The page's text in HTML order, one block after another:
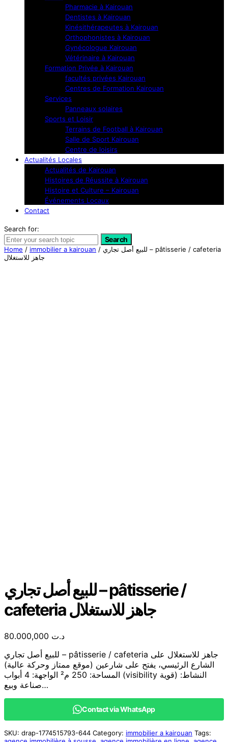
Pharmacie à Kairouan
Dentistes à Kairouan
Kinésithérapeutes à Kairouan
Orthophonistes à Kairouan
Gynécologue Kairouan
Vétérinaire à Kairouan
Formation Privée à Kairouan
facultés privées Kairouan
Centres de Formation Kairouan
Services
Panneaux solaires
Sports et Loisir
Terrains de Football à Kairouan
Salle de Sport Kairouan
Centre de loisirs
Actualités Locales
Actualités de Kairouan
Histoires de Réussite à Kairouan
Histoire et Culture – Kairouan
Événements Locaux
Contact
Search for:
Search
Home / immobilier a kairouan / للبيع أصل تجاري – pâtisserie / cafeteria
جاهز للاستغلال
للبيع أصل تجاري – pâtisserie /
cafeteria جاهز للاستغلال
د.ت
للبيع أصل تجاري – pâtisserie / cafeteria جاهز للاستغلال على
الشارع الرئيسي، يفتح على شارعين (موقع ممتاز وحركة عالية)
المساحة: 250 م² الواجهة: 4 أبواب (visibility قوية) النشاط:
صناعة وبيع…
Contact via WhatsApp
SKU: drap-1774515793-644 Category: immobilier a kairouan Tags: